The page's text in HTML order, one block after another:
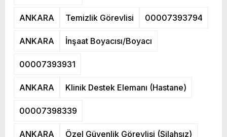
ANKARA Temizlik Görevlisi 00007393794
ANKARA İnşaat Boyacısı/Boyacı
00007393931
ANKARA Klinik Destek Elemanı (Hastane)
00007398339
ANKARA Özel Güvenlik Görevlisi (Silahsız)